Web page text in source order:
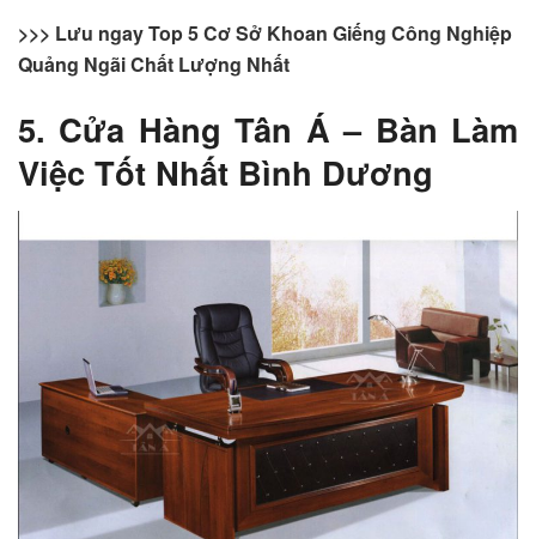
>>> Lưu ngay Top 5 Cơ Sở Khoan Giếng Công Nghiệp
Quảng Ngãi Chất Lượng Nhất
5. Cửa Hàng Tân Á – Bàn Làm
Việc Tốt Nhất Bình Dương